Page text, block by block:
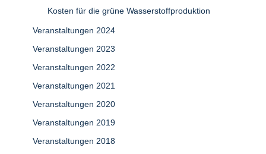
Kosten für die grüne Wasserstoffproduktion
Veranstaltungen 2024
Veranstaltungen 2023
Veranstaltungen 2022
Veranstaltungen 2021
Veranstaltungen 2020
Veranstaltungen 2019
Veranstaltungen 2018